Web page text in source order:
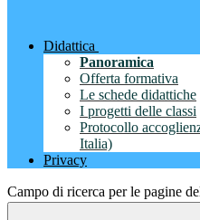
Didattica
Panoramica
Offerta formativa
Le schede didattiche
I progetti delle classi
Protocollo
Italia)
Privacy
Campo di ricerca per le pagine